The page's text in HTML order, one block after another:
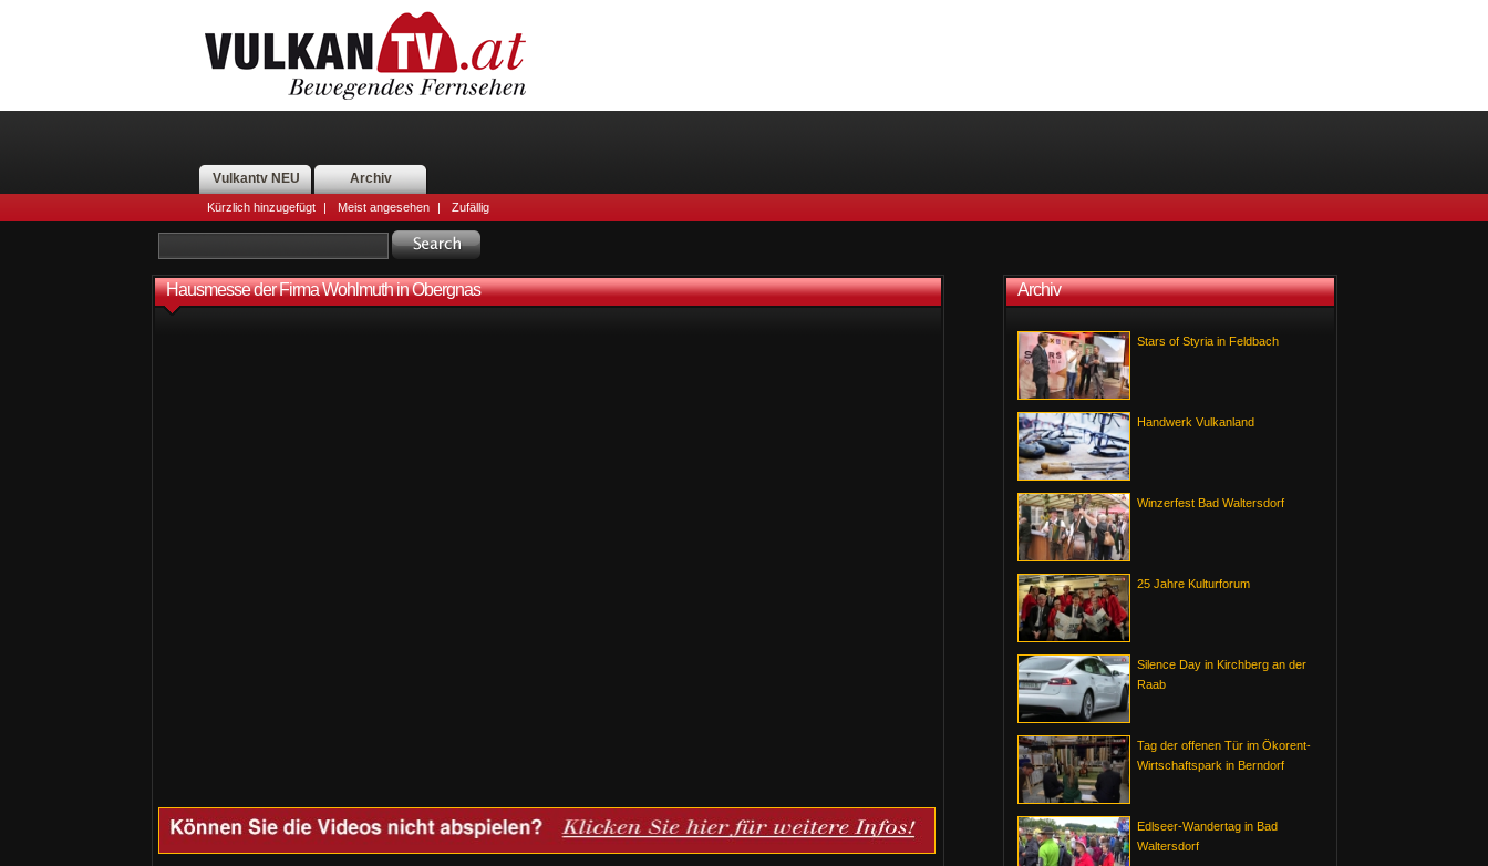
Vulkantv NEU Archiv
Kürzlich hinzugefügt | Meist angesehen | Zufällig
Hausmesse der Firma Wohlmuth in Obergnas Archiv
Stars of Styria in Feldbach
Handwerk Vulkanland
Winzerfest Bad Waltersdorf
25 Jahre Kulturforum
Silence Day in Kirchberg an der
Raab
Tag der offenen Tür im Ökorent-
Wirtschaftspark in Berndorf
Edlseer-Wandertag in Bad
Waltersdorf